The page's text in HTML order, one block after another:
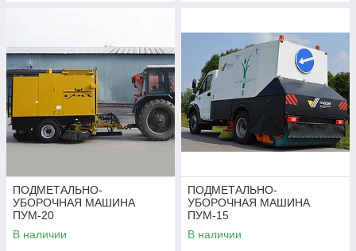
ПОДМЕТАЛЬНО-
УБОРОЧНАЯ МАШИНА
ПУМ-20
В наличии
ПОДМЕТАЛЬНО-
УБОРОЧНАЯ МАШИНА
ПУМ-15
В наличии